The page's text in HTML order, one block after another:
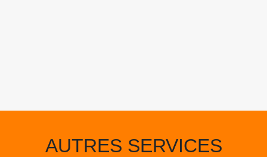
AUTRES SERVICES